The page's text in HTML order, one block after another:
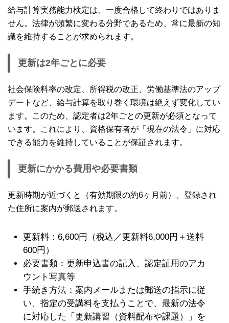
給与計算実務能力検定は、一度合格して終わりではありま
せん。法律が頻繁に変わる分野であるため、常に最新の知
識を維持することが求められます。
更新は2年ごとに必要
社会保険料率の改定、所得税の改正、労働基準法のアップ
デートなど、給与計算を取り巻く環境は絶えず変化してい
ます。このため、認定者は2年ごとの更新が必須となって
います。これにより、資格保有者が「現在の法令」に対応
できる能力を維持していることが保証されます。
更新にかかる費用や必要書類
更新時期が近づくと（有効期限の約6ヶ月前）、登録され
た住所に案内が郵送されます。
更新料：6,600円（税込／更新料6,000円＋送料
600円）
必要書類：更新申込書の記入、認定証用のアカ
ウント写真等
手続き方法：案内メールまたは郵送の指示に従
い、指定の受講料を支払うことで、最新の法令
に対応した「更新講習（資料配布や課題）」を